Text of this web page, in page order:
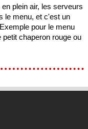
plein air, les serveurs
le menu, et c'est un
pour le menu
chaperon rouge ou